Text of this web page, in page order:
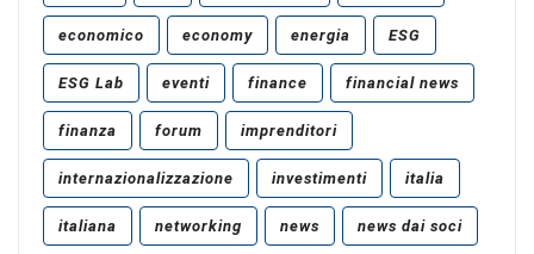
economico economy energia ESG
ESG Lab eventi finance financial news
finanza forum imprenditori
internazionalizzazione investimenti italia
italiana networking news news dai soci